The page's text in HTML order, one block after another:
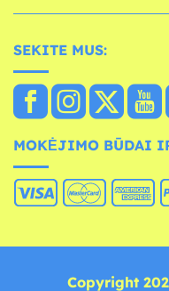
SEKITE MUS:
MOKĖJIMO BŪDAI
Copyright